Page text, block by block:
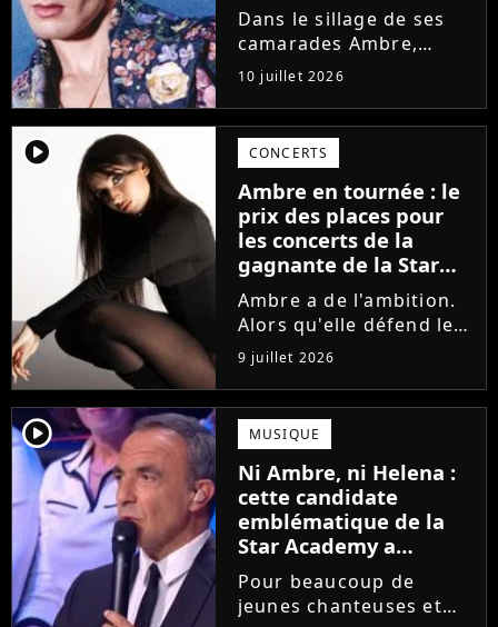
manqué ? Voici notre
avis !
Dans le sillage de ses
camarades Ambre,
Bastiaan ou Melissa,
Victor Aupecle lance
son projet musical ce
vendredi 10 juillet avec
la parution du single Je
fais de mon mieux. Le
demi-finaliste...
10 juillet 2026
player2 CONCERTS
Ambre en tournée : le
prix des places pour
les concerts de la
gagnante de la Star
Academy !
Ambre a de l'ambition.
Alors qu'elle défend le
single J'me demande et
qu'elle prépare son
premier album, la
gagnante de la dernière
saison de la Star
Academy annonce les
dates de sa...
9 juillet 2026
player2 MUSIQUE
Ni Ambre, ni Helena :
cette candidate
emblématique de la
Star Academy a
souffert après
l'émission, "J'étais
traitée de potiche"
Pour beaucoup de
jeunes chanteuses et